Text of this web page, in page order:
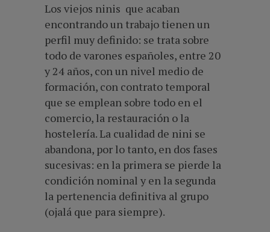
Los viejos ninis que acaban
encontrando un trabajo tienen un
perfil muy definido: se trata sobre
todo de varones españoles, entre 20
y 24 años, con un nivel medio de
formación, con contrato temporal
que se emplean sobre todo en el
comercio, la restauración o la
hostelería. La cualidad de nini se
abandona, por lo tanto, en dos fases
sucesivas: en la primera se pierde la
condición nominal y en la segunda
la pertenencia definitiva al grupo
(ojalá que para siempre).